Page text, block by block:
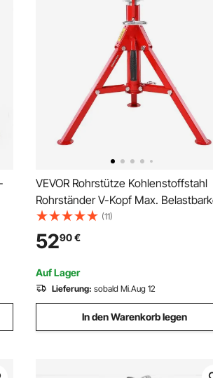
VEVOR Rohrstütze Kohlenstoffstahl
Rohrständer V-Kopf Max.
1134 kg Rohrbock Höhenverstellbar
61 bis 107 cm klappbare Beine zum
Transport Ideal für
Gewindeschneidmaschinen
(11)
5290€
Auf Lager
Lieferung: sobald Mi.Aug 12
In den Warenkorb legen